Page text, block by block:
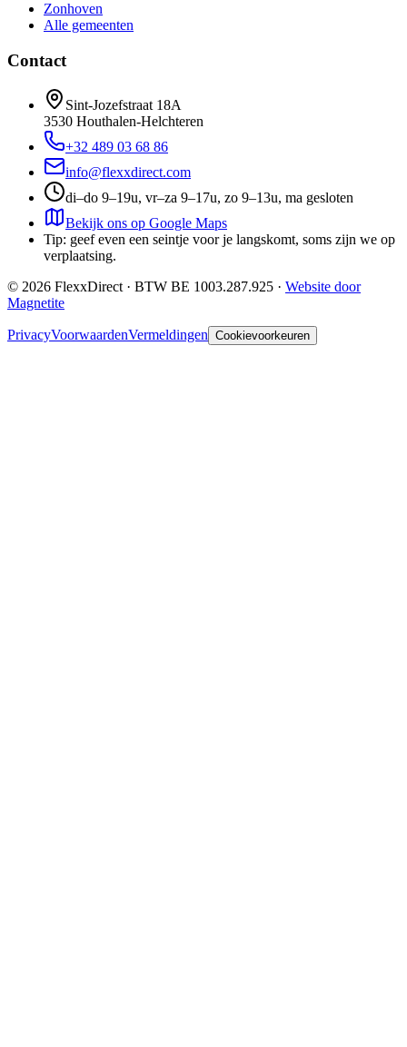
Zonhoven
Alle gemeenten
Contact
Sint-Jozefstraat 18A
3530 Houthalen-Helchteren
+32 489 03 68 86
info@flexxdirect.com
di–do 9–19u, vr–za 9–17u, zo 9–13u, ma gesloten
Bekijk ons op Google Maps
Tip: geef even een seintje voor je langskomt, soms zijn we op
verplaatsing.
© 2026 FlexxDirect · BTW BE 1003.287.925 · Website door
Magnetite
PrivacyVoorwaardenVermeldingen Cookievoorkeuren